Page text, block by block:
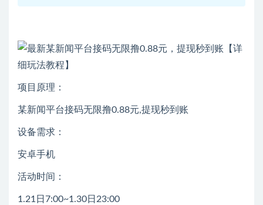
项目原理：
某新闻平台接码无限撸0.88元,提现秒到账
设备需求：
安卓手机
活动时间：
1.21日7:00~1.30日23:00